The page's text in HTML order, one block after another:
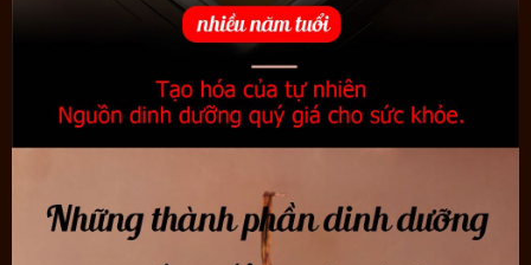
của mỗi người. Ngoài ra chúng tôi có thêm sản phẩm hồng sâm cao
cấp không đường núi Trường Bạch. Phù hợp với nhiều đối tượng như
người bị tiểu đường
Một số hình ảnh chi tiết của sản phẩm nhân sâm khô nguyên củ